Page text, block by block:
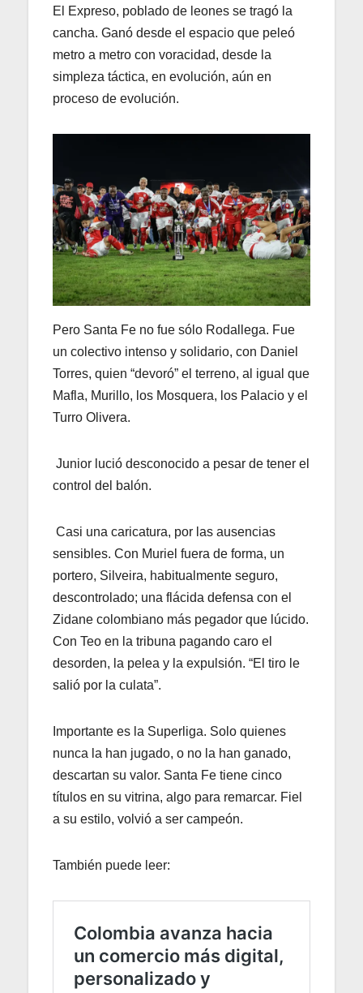
El Expreso, poblado de leones se tragó la
cancha. Ganó desde el espacio que peleó
metro a metro con voracidad, desde la
simpleza táctica, en evolución, aún en
proceso de evolución.
Pero Santa Fe no fue sólo Rodallega. Fue
un colectivo intenso y solidario, con Daniel
Torres, quien “devoró” el terreno, al igual que
Mafla, Murillo, los Mosquera, los Palacio y el
Turro Olivera.
Junior lució desconocido a pesar de tener el
control del balón.
Casi una caricatura, por las ausencias
sensibles. Con Muriel fuera de forma, un
portero, Silveira, habitualmente seguro,
descontrolado; una flácida defensa con el
Zidane colombiano más pegador que lúcido.
Con Teo en la tribuna pagando caro el
desorden, la pelea y la expulsión. “El tiro le
salió por la culata”.
Importante es la Superliga. Solo quienes
nunca la han jugado, o no la han ganado,
descartan su valor. Santa Fe tiene cinco
títulos en su vitrina, algo para remarcar. Fiel
a su estilo, volvió a ser campeón.
También puede leer: